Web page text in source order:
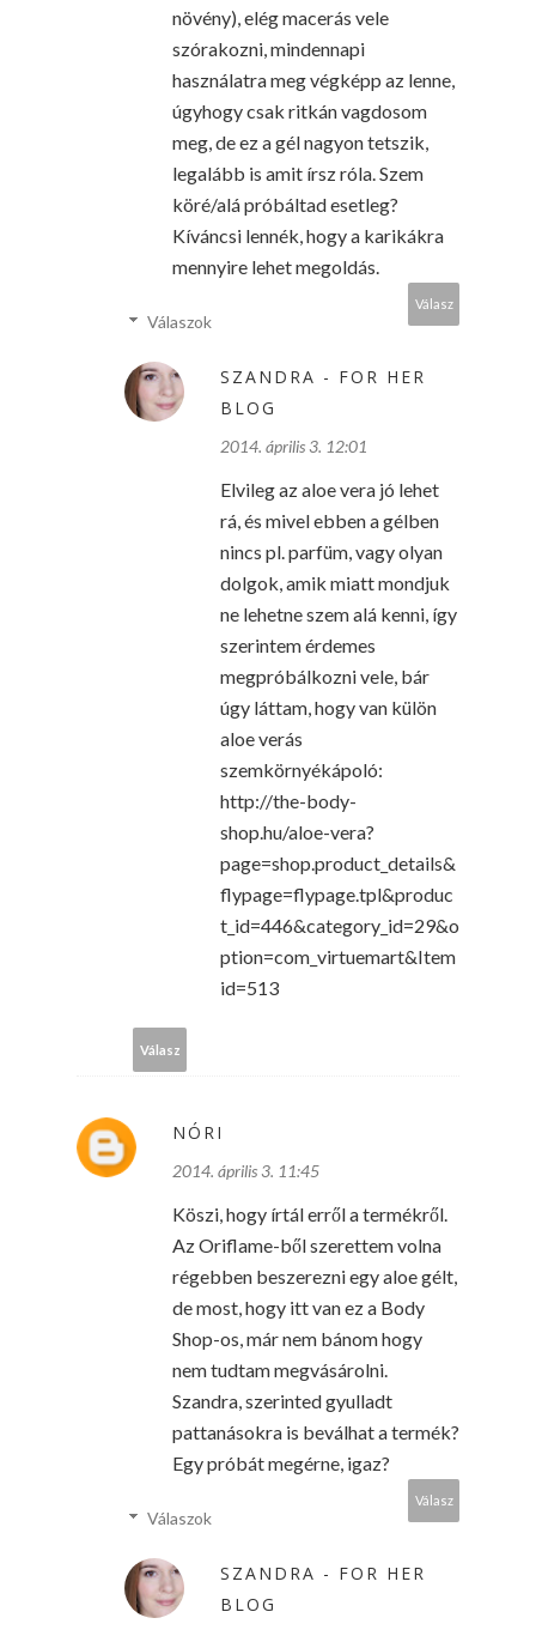
növény), elég macerás vele
szórakozni, mindennapi
használatra meg végképp az lenne,
úgyhogy csak ritkán vagdosom
meg, de ez a gél nagyon tetszik,
legalább is amit írsz róla. Szem
köré/alá próbáltad esetleg?
Kíváncsi lennék, hogy a karikákra
mennyire lehet megoldás.
Válasz
Válaszok
SZANDRA - FOR HER
BLOG
2014. április 3. 12:01
Elvileg az aloe vera jó lehet
rá, és mivel ebben a gélben
nincs pl. parfüm, vagy olyan
dolgok, amik miatt mondjuk
ne lehetne szem alá kenni, így
szerintem érdemes
megpróbálkozni vele, bár
úgy láttam, hogy van külön
aloe verás
szemkörnyékápoló:
http://the-body-
shop.hu/aloe-vera?
page=shop.product_details&
flypage=flypage.tpl&produc
t_id=446&category_id=29&o
ption=com_virtuemart&Item
id=513
Válasz
NÓRI
2014. április 3. 11:45
Köszi, hogy írtál erről a termékről.
Az Oriflame-ből szerettem volna
régebben beszerezni egy aloe gélt,
de most, hogy itt van ez a Body
Shop-os, már nem bánom hogy
nem tudtam megvásárolni.
Szandra, szerinted gyulladt
pattanásokra is beválhat a termék?
Egy próbát megérne, igaz?
Válasz
Válaszok
SZANDRA - FOR HER
BLOG